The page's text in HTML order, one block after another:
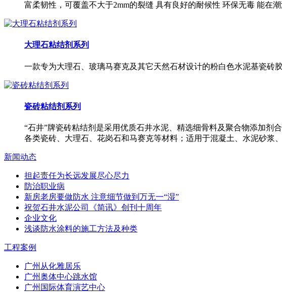
富柔韧性，可覆盖不大于2mm的裂缝 具有良好的耐候性 环保无毒 能在
大理石粘结剂系列
一款专为大理石、玻璃马赛克及其它天然石材设计的粉白色水泥基瓷砖
瓷砖粘结剂系列
“石井”牌瓷砖粘结剂是采用优质石井水泥、精选细骨料及聚合物添加
各类瓷砖、大理石、花岗石和马赛克等材料；适用于混凝土、水泥砂浆
新闻动态
担起责任为长远发展尽心尽力
防治职业病
新房老房要做防水 注意细节做到万无一“湿”
祝贺石井水泥公司《简讯》创刊十周年
企业文化
浅谈防水涂料的施工方法及种类
工程案例
广州从化雅居乐
广州奥体中心跳水馆
广州国际体育演艺中心